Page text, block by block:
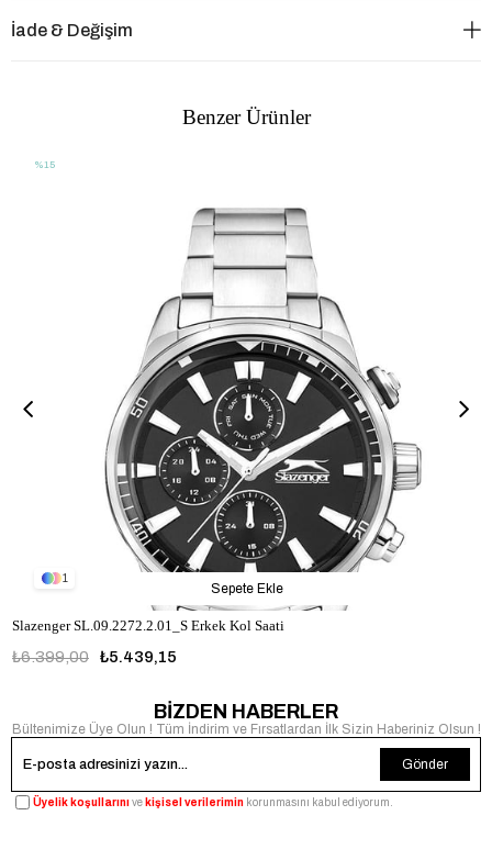
İade & Değişim
Benzer Ürünler
1
Slazenger SL.09.2272.2.01_S Erkek Kol Saati
₺5.439,15
₺6.399,00
Sepete Ekle
%15
BİZDEN HABERLER
Bültenimize Üye Olun ! Tüm İndirim ve Fırsatlardan İlk Sizin Haberiniz Olsun !
Gönder
Üyelik koşullarınıve kişisel verilerimin korunmasını kabul ediyorum.